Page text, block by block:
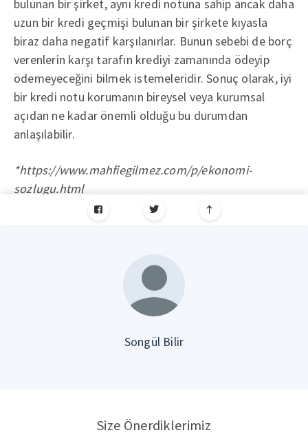
bulunan bir şirket, aynı kredi notuna sahip ancak daha
uzun bir kredi geçmişi bulunan bir şirkete kıyasla
biraz daha negatif karşılanırlar. Bunun sebebi de borç
verenlerin karşı tarafın krediyi zamanında ödeyip
ödemeyeceğini bilmek istemeleridir. Sonuç olarak, iyi
bir kredi notu korumanın bireysel veya kurumsal
açıdan ne kadar önemli olduğu bu durumdan
anlaşılabilir.
*https://www.mahfiegilmez.com/p/ekonomi-
sozlugu.html
Songül Bilir
Size Önerdiklerimiz